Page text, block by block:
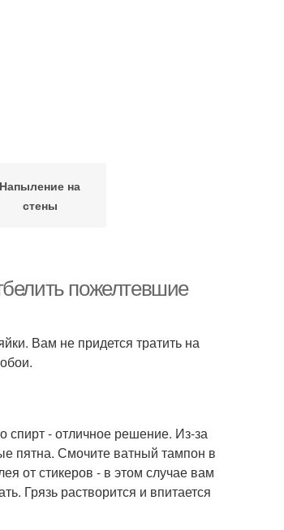
Напыление на
стены
пожелтевшие
Вам не придется тратить на
спирт - отличное решение. Из-за
пятна. Смочите ватный тампон в
от стикеров - в этом случае вам
Грязь растворится и впитается